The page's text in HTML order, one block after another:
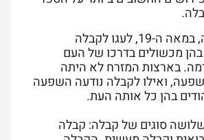
אנשי ההשכלה, במאה ה-19, לעגו לקבלה
בהן מכשולים בדרכו של העם
בארצות המזרח לא היתה
ואילו לקבלה נודעה השפעה
בהן כל אותה העת.
שלושה סוגים של קבלה: קבלה